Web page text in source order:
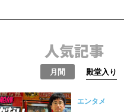
人気記事
月間 殿堂入り
エンタメ